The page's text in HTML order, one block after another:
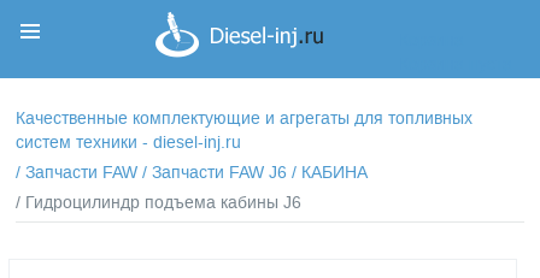
Качественные комплектующие и агрегаты для топливных
систем техники - diesel-inj.ru
/Запчасти FAW /Запчасти FAW J6 / КАБИНА
/ Гидроцилиндр подъема кабины J6